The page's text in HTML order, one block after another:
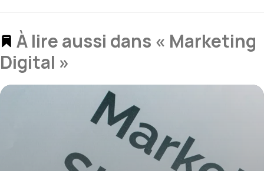
À lire aussi dans « Marketing
Digital »